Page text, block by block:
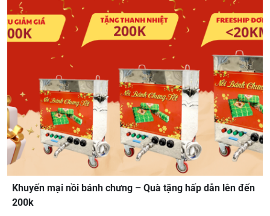
Khuyến mại nồi bánh chưng – Quà tặng hấp dẫn lên đến
200k